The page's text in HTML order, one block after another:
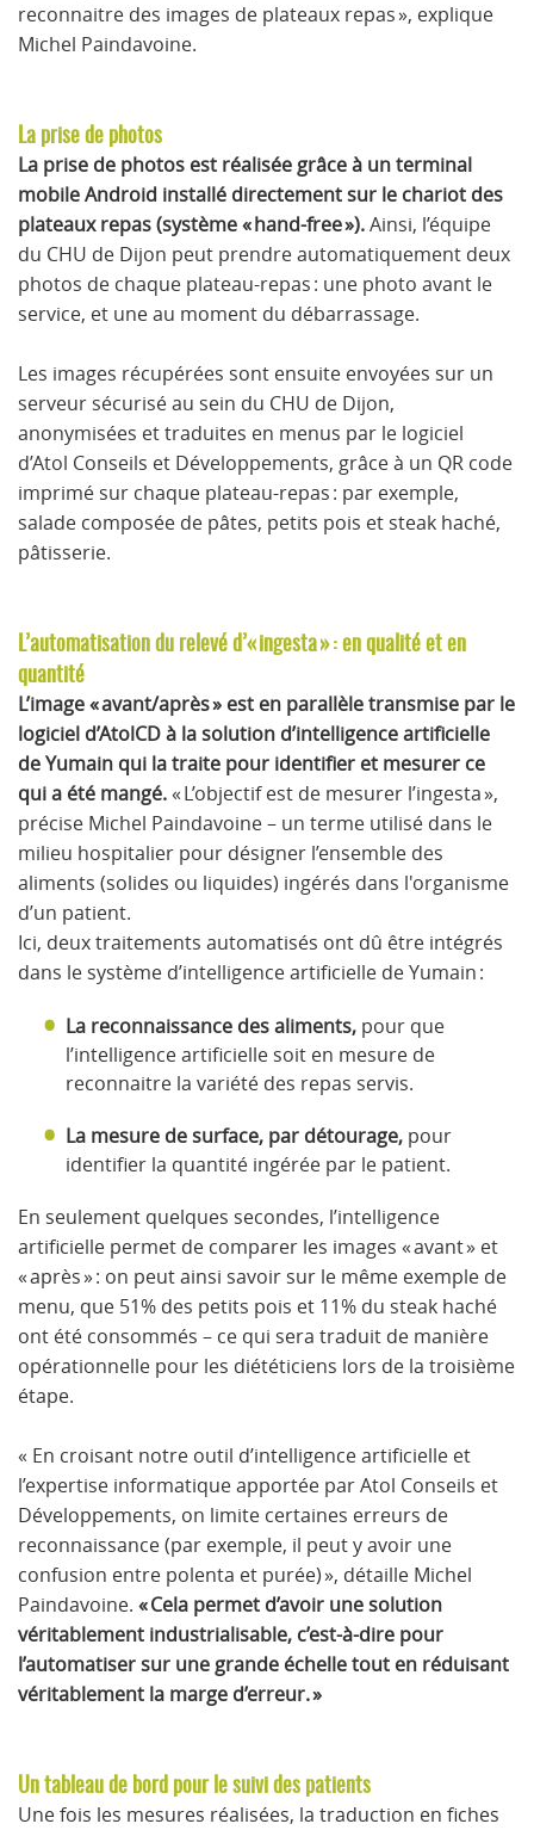
reconnaitre des images de plateaux repas », explique
Michel Paindavoine.
La prise de photos
La prise de photos est réalisée grâce à un terminal
mobile Android installé directement sur le chariot des
plateaux repas (système « hand-free »).Ainsi, l’équipe
du CHU de Dijon peut prendre automatiquement deux
photos de chaque plateau-repas : une photo avant le
service, et une au moment du débarrassage.
Les images récupérées sont ensuite envoyées sur un
serveur sécurisé au sein du CHU de Dijon,
anonymisées et traduites en menus par le logiciel
d’Atol Conseils et Développements, grâce à un QR code
imprimé sur chaque plateau-repas : par exemple,
salade composée de pâtes, petits pois et steak haché,
pâtisserie.
L’automatisation du relevé d’« ingesta » : en qualité et en
quantité
L’image « avant/après » est en parallèle transmise par le
logiciel d’AtolCD à la solution d’intelligence artificielle
de Yumain qui la traite pour identifier et mesurer ce
qui a été mangé.« L’objectif est de mesurer l’ingesta»,
précise Michel Paindavoine – un terme utilisé dans le
milieu hospitalier pour désigner l’ensemble des
aliments (solides ou liquides) ingérés dans l'organisme
d’un patient.
Ici, deux traitements automatisés ont dû être intégrés
dans le système d’intelligence artificielle de Yumain :
La reconnaissance des aliments, pour que
l’intelligence artificielle soit en mesure de
reconnaitre la variété des repas servis.
La mesure de surface, par détourage, pour
identifier la quantité ingérée par le patient.
En seulement quelques secondes, l’intelligence
artificielle permet de comparer les images « avant » et
« après » : on peut ainsi savoir sur le même exemple de
menu, que 51% des petits pois et 11% du steak haché
ont été consommés – ce qui sera traduit de manière
opérationnelle pour les diététiciens lors de la troisième
étape.
« En croisant notre outil d’intelligence artificielle et
l’expertise informatique apportée par Atol Conseils et
Développements, on limite certaines erreurs de
reconnaissance (par exemple, il peut y avoir une
confusion entre polenta et purée) », détaille Michel
Paindavoine. « Cela permet d’avoir une solution
véritablement industrialisable, c’est-à-dire pour
l’automatiser sur une grande échelle tout en réduisant
véritablement la marge d’erreur. »
Un tableau de bord pour le suivi des patients
Une fois les mesures réalisées, la traduction en fiches